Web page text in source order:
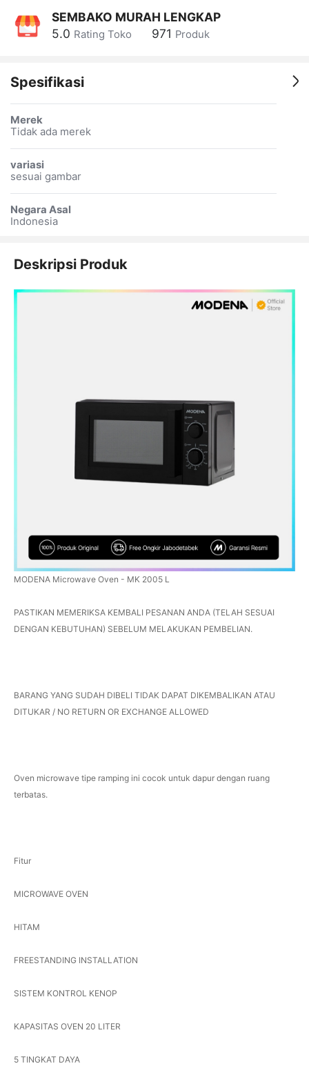
SEMBAKO MURAH LENGKAP
5.0 Rating Toko 971 Produk
Spesifikasi
Merek
Tidak ada merek
variasi
sesuai gambar
Negara Asal
Indonesia
Deskripsi Produk
MODENA Microwave Oven - MK 2005 L
PASTIKAN MEMERIKSA KEMBALI PESANAN ANDA (TELAH SESUAI
DENGAN KEBUTUHAN) SEBELUM MELAKUKAN PEMBELIAN.
BARANG YANG SUDAH DIBELI TIDAK DAPAT DIKEMBALIKAN ATAU
DITUKAR / NO RETURN OR EXCHANGE ALLOWED
Oven microwave tipe ramping ini cocok untuk dapur dengan ruang
terbatas.
Fitur
MICROWAVE OVEN
HITAM
FREESTANDING INSTALLATION
SISTEM KONTROL KENOP
KAPASITAS OVEN 20 LITER
5 TINGKAT DAYA